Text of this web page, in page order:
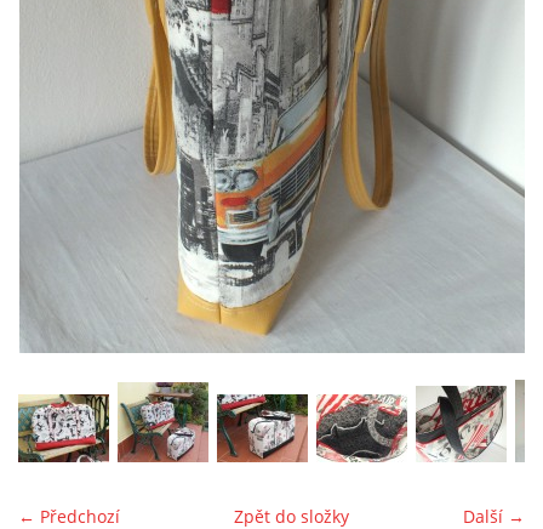
jk-laguna@seznam.cz
© 2025 eStránky.cz
← Předchozí Další →
Zpět do složky